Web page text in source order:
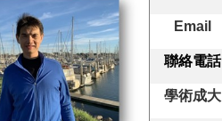
Email
聯絡電話
學術成大